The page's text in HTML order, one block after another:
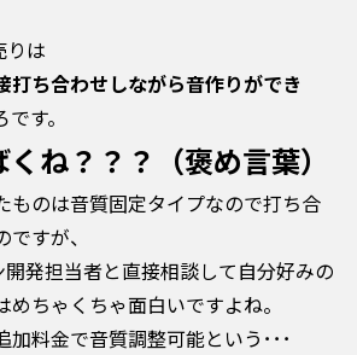
りは
打ち合わせしながら音作りができ
す。
ね？？？（褒め言葉）
ものは音質固定タイプなので打ち合
すが、
発担当者と直接相談して自分好みの
ちゃくちゃ面白いですよね。
加料金で音質調整可能という･･･